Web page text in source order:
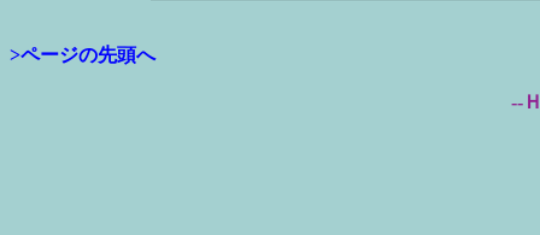
>ページの先頭へ
--